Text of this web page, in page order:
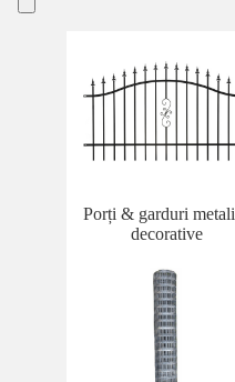
Porți & garduri
decorative